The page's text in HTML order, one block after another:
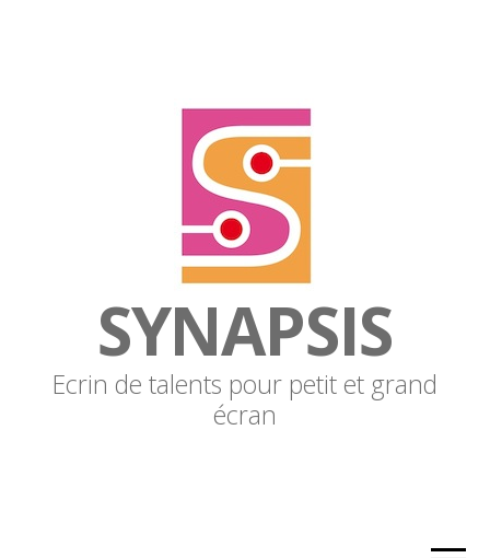
SYNAPSIS
Ecrin de talents pour petit et grand
écran